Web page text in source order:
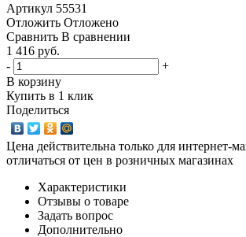
Артикул 55531
Отложить Отложено
Сравнить В сравнении
1 416 руб.
-
+
В корзину
Купить в 1 клик
Поделиться
Цена действительна только для интернет-
отличаться от цен в розничных магазинах
Характеристики
Отзывы о товаре
Задать вопрос
Дополнительно